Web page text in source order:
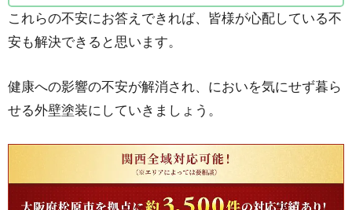
これらの不安にお答えできれば、皆様が心配している不
安も解決できると思います。
健康への影響の不安が解消され、においを気にせず暮ら
せる外壁塗装にしていきましょう。